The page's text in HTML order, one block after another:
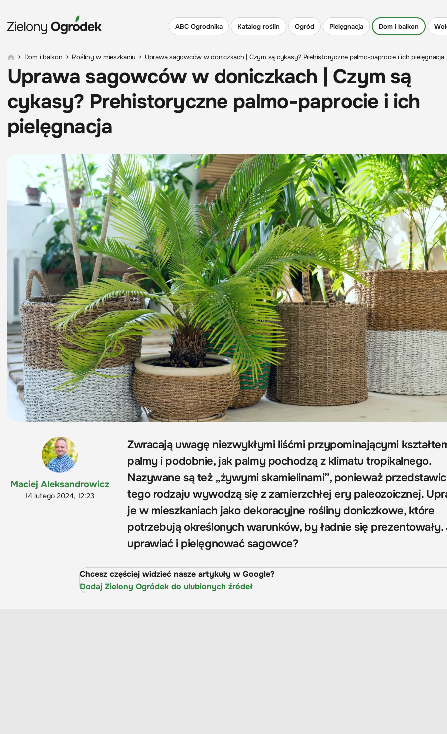
ABC Ogrodnika Katalog roślin Ogród Pielęgnacja Dom i balkon
> Dom i balkon > Rośliny w mieszkaniu > Uprawa sagowców w doniczkach | Czym są cykasy? Prehistoryczne palmo-paprocie i ich pielęgnacja
Uprawa sagowców w doniczkach | Czym są
cykasy? Prehistoryczne palmo-paprocie i ich
pielęgnacja
Maciej Aleksandrowicz
14 lutego 2024, 12:23
Zwracają uwagę niezwykłymi liśćmi przypominającymi
palmy i podobnie, jak palmy pochodzą z klimatu tropikalnego.
Nazywane są też „żywymi skamielinami”, ponieważ
tego rodzaju wywodzą się z zamierzchłej ery paleozoicznej.
je w mieszkaniach jako dekoracyjne rośliny doniczkowe, które
potrzebują określonych warunków, by ładnie się prezentowały.
uprawiać i pielęgnować sagowce?
Chcesz częściej widzieć nasze artykuły w Google?
Dodaj Zielony Ogródek do ulubionych źródeł